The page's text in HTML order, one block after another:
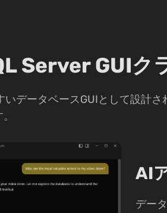
Server GUIク
データベースGUIとして設計
AI
デー